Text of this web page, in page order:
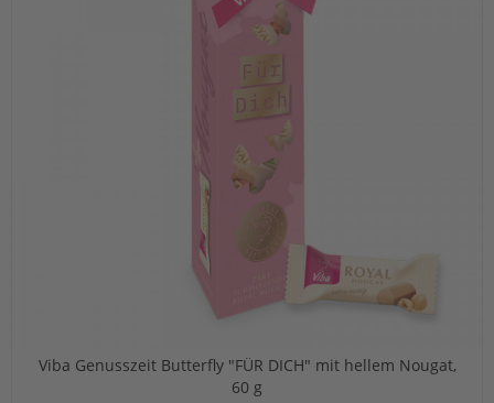
Viba Genusszeit Butterfly "FÜR DICH" mit hellem Nougat,
60 g